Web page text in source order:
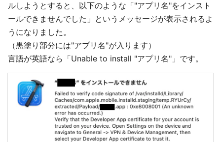
ルしようとすると、以下のような「"アプリ名"をインスト
ールできませんでした」というメッセージが表示されるよ
うになりました。
（黒塗り部分には"アプリ名"が入ります）
言語が英語なら「Unable to install "アプリ名"」です。